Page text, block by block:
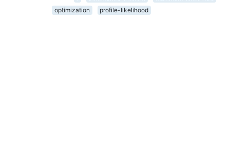
optimization
profile-likelihood